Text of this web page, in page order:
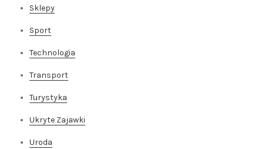
Sklepy
Sport
Technologia
Transport
Turystyka
Ukryte Zajawki
Uroda